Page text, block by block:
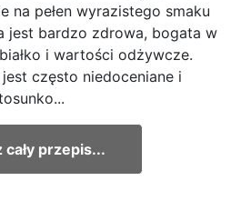
na pełen wyrazistego smaku
jest bardzo zdrowa, bogata w
i wartości odżywcze.
często niedoceniane i
cały przepis...